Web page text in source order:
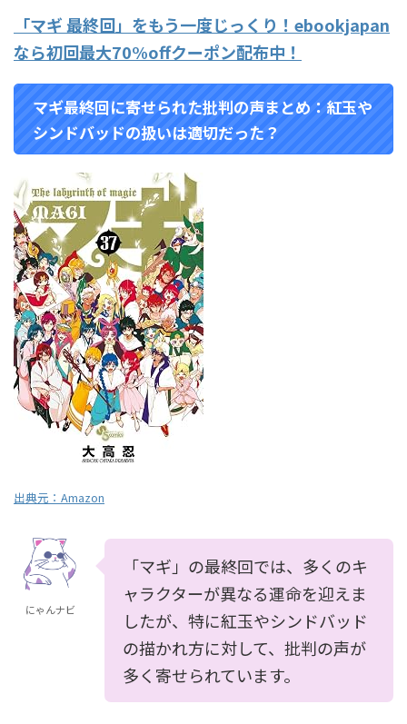
「マギ 最終回」をもう一度じっくり！ ebookjapan
なら初回最大70%offクーポン配布中！
マギ最終回に寄せられた批判の声まとめ：紅玉や
シンドバッドの扱いは適切だった？
出典元： Amazon
にゃんナビ
「マギ」の最終回では、多くのキ
ャラクターが異なる運命を迎えま
したが、特に紅玉やシンドバッド
の描かれ方に対して、批判の声が
多く寄せられています。